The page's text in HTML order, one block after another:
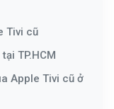
Tivi cũ
TP.HCM
Apple Tivi cũ ở